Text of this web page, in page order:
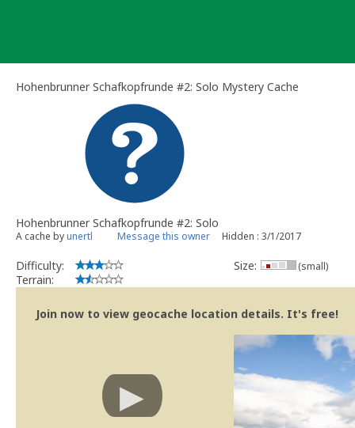
Hohenbrunner Schafkopfrunde #2: Solo Mystery Cache
Hohenbrunner Schafkopfrunde #2: Solo
A cache byunertl Message this owner Hidden : 3/1/2017
Difficulty:
Terrain:
Size: (small)
Join now to view geocache location details. It's free!